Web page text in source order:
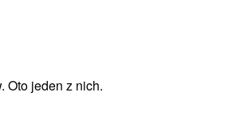
Oto jeden z nich.